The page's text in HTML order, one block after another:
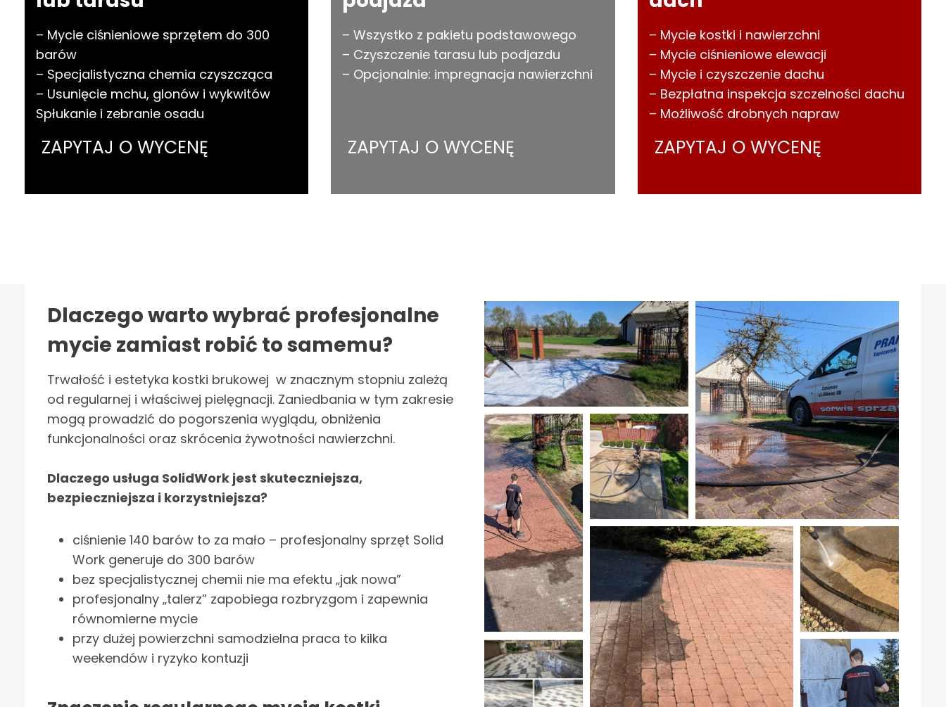
– Mycie ciśnieniowe sprzętem do 300
barów
– Specjalistyczna chemia czyszcząca
– Usunięcie mchu, glonów i wykwitów
Spłukanie i zebranie osadu
ZAPYTAJ O WYCENĘ
– Wszystko z pakietu podstawowego
– Czyszczenie tarasu lub podjazdu
– Opcjonalnie: impregnacja nawierzchni
ZAPYTAJ O WYCENĘ
– Mycie kostki i nawierzchni
– Mycie ciśnieniowe elewacji
– Mycie i czyszczenie dachu
– Bezpłatna inspekcja szczelności dachu
– Możliwość drobnych napraw
ZAPYTAJ O WYCENĘ
Dlaczego warto wybrać profesjonalne
mycie zamiast robić to samemu?
Trwałość i estetyka kostki brukowej w znacznym stopniu zależą
od regularnej i właściwej pielęgnacji. Zaniedbania w tym zakresie
mogą prowadzić do pogorszenia wyglądu, obniżenia
funkcjonalności oraz skrócenia żywotności nawierzchni.
Dlaczego usługa SolidWork jest skuteczniejsza,
bezpieczniejsza i korzystniejsza?
ciśnienie 140 barów to za mało – profesjonalny sprzęt Solid
Work generuje do 300 barów
bez specjalistycznej chemii nie ma efektu „jak nowa”
profesjonalny „talerz” zapobiega rozbryzgom i zapewnia
równomierne mycie
przy dużej powierzchni samodzielna praca to kilka
weekendów i ryzyko kontuzji